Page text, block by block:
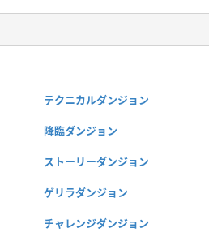
テクニカルダンジョン
降臨ダンジョン
ストーリーダンジョン
ゲリラダンジョン
チャレンジダンジョン